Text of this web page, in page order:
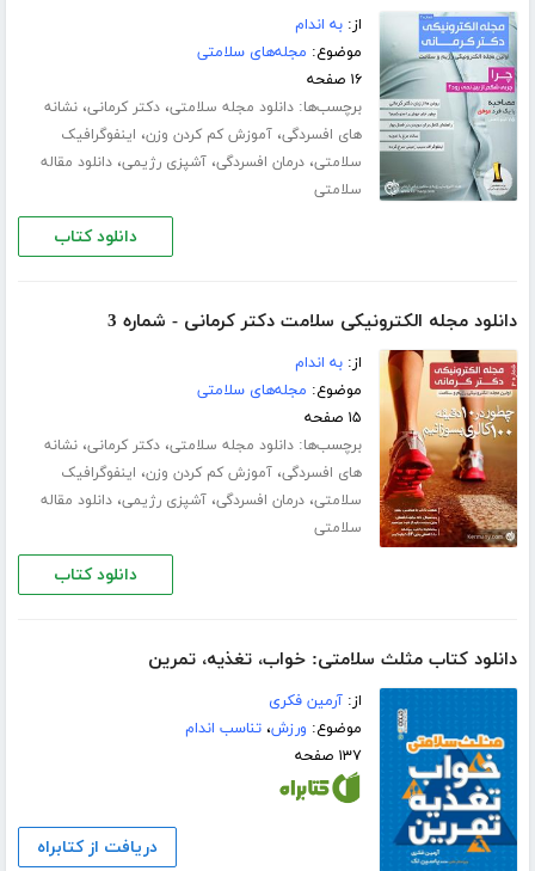
از:به اندام
موضوع: مجله‌های سلامتی
۱۶ صفحه
برچسب‌ها:دانلود مجله سلامتی،دکتر کرمانی،نشانه
های افسردگی،آموزش کم کردن وزن، اینفوگرافیک
سلامتی،درمان افسردگی،آشپزی رژیمی،دانلود مقاله
سلامتی
دانلود کتاب
دانلود مجله الکترونیکی سلامت دکتر کرمانی - شماره 3
از:به اندام
موضوع: مجله‌های سلامتی
۱۵ صفحه
برچسب‌ها:دانلود مجله سلامتی،دکتر کرمانی،نشانه
های افسردگی،آموزش کم کردن وزن، اینفوگرافیک
سلامتی،درمان افسردگی،آشپزی رژیمی،دانلود مقاله
سلامتی
دانلود کتاب
دانلود کتاب مثلث سلامتی: خواب، تغذیه، تمرین
از:آرمین فکری
موضوع: ورزش،تناسب اندام
۱۳۷ صفحه
دریافت از کتابراه